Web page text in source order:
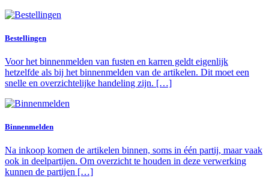
Bestellingen
Voor het binnenmelden van fusten en karren geldt eigenlijk
hetzelfde als bij het binnenmelden van de artikelen. Dit moet een
snelle en overzichtelijke handeling zijn. […]
Binnenmelden
Na inkoop komen de artikelen binnen, soms in één partij, maar vaak
ook in deelpartijen. Om overzicht te houden in deze verwerking
kunnen de partijen […]